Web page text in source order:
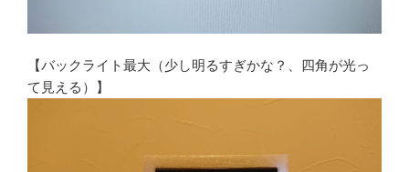
【バックライト最大（少し明るすぎかな？、四角が光っ
て見える）】